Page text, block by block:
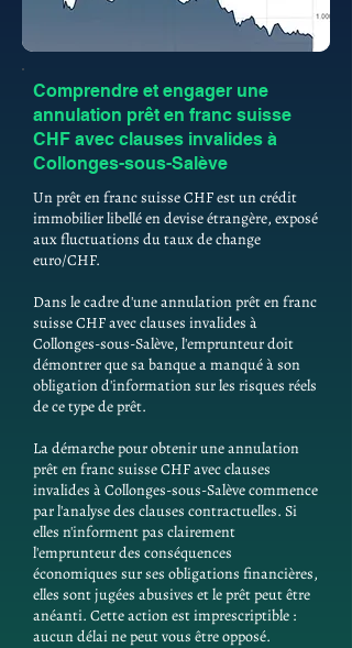
Comprendre et engager une
annulation prêt en franc suisse
CHF avec clauses invalides à
Collonges-sous-Salève
Un prêt en franc suisse CHF est un crédit
immobilier libellé en devise étrangère, exposé
aux fluctuations du taux de change
euro/CHF.
Dans le cadre d'une annulation prêt en franc
suisse CHF avec clauses invalides à
Collonges-sous-Salève, l'emprunteur doit
démontrer que sa banque a manqué à son
obligation d'information sur les risques réels
de ce type de prêt.
La démarche pour obtenir une annulation
prêt en franc suisse CHF avec clauses
invalides à Collonges-sous-Salève commence
par l'analyse des clauses contractuelles. Si
elles n'informent pas clairement
l'emprunteur des conséquences
économiques sur ses obligations financières,
elles sont jugées abusives et le prêt peut être
anéanti. Cette action est imprescriptible :
aucun délai ne peut vous être opposé.